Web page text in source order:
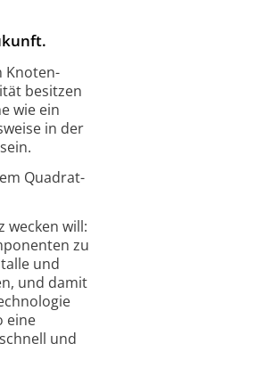
Knoten­
besitzen
wie ein
in der
Quadrat­
wecken will:
zu
und
und damit
eine
und